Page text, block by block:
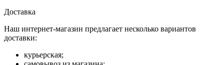
Доставка
Наш интернет-магазин предлагает несколько вариантов
доставки:
курьерская;